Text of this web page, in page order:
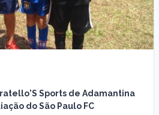
Sports de Adamantina
do São Paulo FC